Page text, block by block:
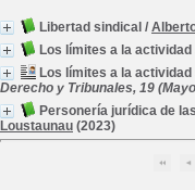
Libertad sindical /
Los límites a la actividad
Los límites a la actividad
Derecho y Tribunales, 19
Personería jurídica de
Loustaunau (2023)